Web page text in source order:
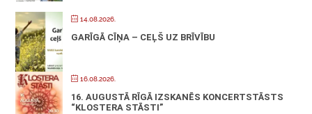
14.08.2026.
GARĪGĀ CĪŅA – CEĻŠ UZ BRĪVĪBU
16.08.2026.
16. AUGUSTĀ RĪGĀ IZSKANĒS KONCERTSTĀSTS
“KLOSTERA STĀSTI”